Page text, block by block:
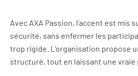
Avec AXA Passion, l’accent est mis
sécurité, sans enfermer les
trop rigide. L’organisation propose
structuré, tout en laissant une vraie